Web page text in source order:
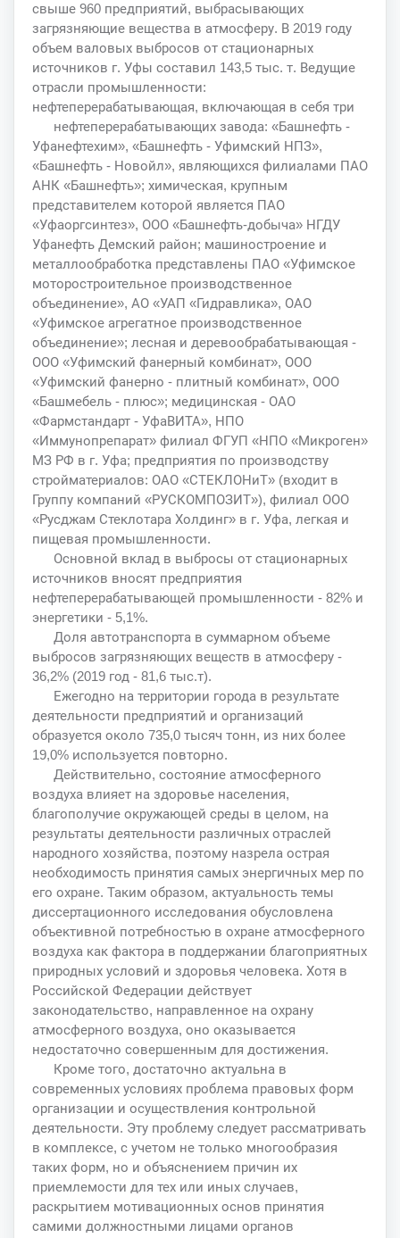
свыше 960 предприятий, выбрасывающих
загрязняющие вещества в атмосферу. В 2019 году
объем валовых выбросов от стационарных
источников г. Уфы составил 143,5 тыс. т. Ведущие
отрасли промышленности:
нефтеперерабатывающая, включающая в себя три
нефтеперерабатывающих завода: «Башнефть -
Уфанефтехим», «Башнефть - Уфимский НПЗ»,
«Башнефть - Новойл», являющихся филиалами ПАО
АНК «Башнефть»; химическая, крупным
представителем которой является ПАО
«Уфаоргсинтез», ООО «Башнефть-добыча» НГДУ
Уфанефть Демский район; машиностроение и
металлообработка представлены ПАО «Уфимское
моторостроительное производственное
объединение», АО «УАП «Гидравлика», ОАО
«Уфимское агрегатное производственное
объединение»; лесная и деревообрабатывающая -
ООО «Уфимский фанерный комбинат», ООО
«Уфимский фанерно - плитный комбинат», ООО
«Башмебель - плюс»; медицинская - ОАО
«Фармстандарт - УфаВИТА», НПО
«Иммунопрепарат» филиал ФГУП «НПО «Микроген»
МЗ РФ в г. Уфа; предприятия по производству
стройматериалов: ОАО «СТЕКЛОНиТ» (входит в
Группу компаний «РУСКОМПОЗИТ»), филиал ООО
«Русджам Стеклотара Холдинг» в г. Уфа, легкая и
пищевая промышленности.
Основной вклад в выбросы от стационарных
источников вносят предприятия
нефтеперерабатывающей промышленности - 82% и
энергетики - 5,1%.
Доля автотранспорта в суммарном объеме
выбросов загрязняющих веществ в атмосферу -
36,2% (2019 год - 81,6 тыс.т).
Ежегодно на территории города в результате
деятельности предприятий и организаций
образуется около 735,0 тысяч тонн, из них более
19,0% используется повторно.
Действительно, состояние атмосферного
воздуха влияет на здоровье населения,
благополучие окружающей среды в целом, на
результаты деятельности различных отраслей
народного хозяйства, поэтому назрела острая
необходимость принятия самых энергичных мер по
его охране. Таким образом, актуальность темы
диссертационного исследования обусловлена
объективной потребностью в охране атмосферного
воздуха как фактора в поддержании благоприятных
природных условий и здоровья человека. Хотя в
Российской Федерации действует
законодательство, направленное на охрану
атмосферного воздуха, оно оказывается
недостаточно совершенным для достижения.
Кроме того, достаточно актуальна в
современных условиях проблема правовых форм
организации и осуществления контрольной
деятельности. Эту проблему следует рассматривать
в комплексе, с учетом не только многообразия
таких форм, но и объяснением причин их
приемлемости для тех или иных случаев,
раскрытием мотивационных основ принятия
самими должностными лицами органов